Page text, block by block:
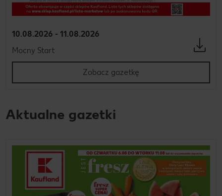
10.08.2026 - 11.08.2026
Mocny Start
Zobacz gazetkę
Aktualne gazetki